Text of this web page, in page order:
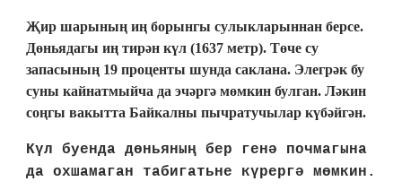
Җир шарының иң борынгы сулыкларыннан берсе.
Дөньядагы иң тирән күл (1637 метр). Төче су
запасының 19 проценты шунда саклана. Элегрәк бу
суны кайнатмыйча да эчәргә мөмкин булган. Ләкин
соңгы вакытта Байкалны пычратучылар күбәйгән.
Күл буенда дөньяның бер генә почмагына
да охшамаган табигатьне күрергә мөмкин.